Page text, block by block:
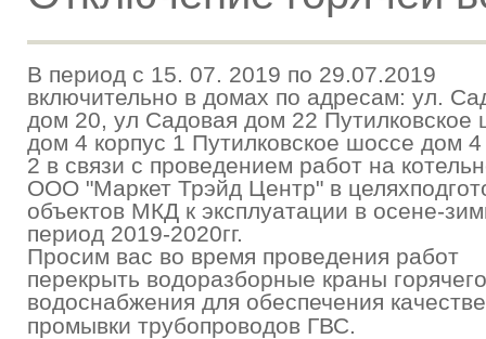
В период с 15. 07. 2019 по 29.07.2019
включительно в домах по адресам: ул.
дом 20, ул Садовая дом 22 Путилковское
дом 4 корпус 1 Путилковское шоссе дом 4
2 в связи с проведением работ на
ООО "Маркет Трэйд Центр" в целях
объектов МКД к эксплуатации в осене-
период 2019-2020гг.
Просим вас во время проведения работ
перекрыть водоразборные краны горячего
водоснабжения для обеспечения качестве
промывки трубопроводов ГВС.